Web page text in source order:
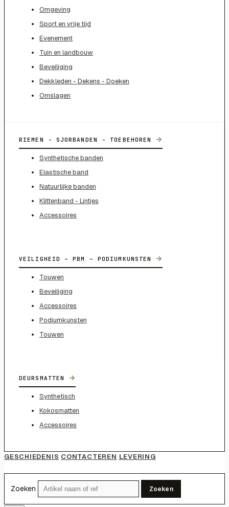
Omgeving
Sport en vrije tijd
Evenement
Tuin en landbouw
Beveiliging
Dekkleden - Dekens - Doeken
Omslagen
RIEMEN - SJORBANDEN - TOEBEHOREN →
Synthetische banden
Elastische band
Natuurlijke banden
Klittenband - Lintjes
Accessoires
VEILIGHEID – PBM – PODIUMKUNSTEN →
Touwen
Beveiliging
Accessoires
Podiumkunsten
Touwen
DEURSMATTEN →
Synthetisch
Kokosmatten
Accessoires
GESCHIEDENIS CONTACTEREN LEVERING
Zoeken Zoeken